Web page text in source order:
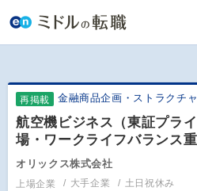
再掲載 金融商品企画・ストラクチ
航空機ビジネス（東証プラ
場・ワークライフバランス
オリックス株式会社
上場企業 大手企業 土日祝休み